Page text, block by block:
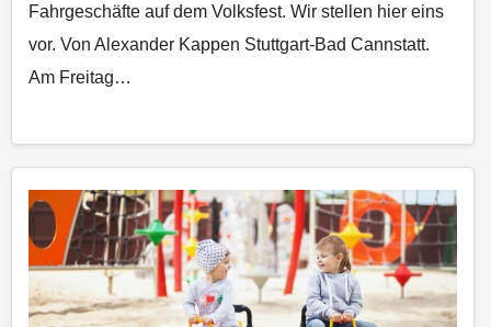
Fahrgeschäfte auf dem Volksfest. Wir stellen hier eins
vor. Von Alexander Kappen Stuttgart-Bad Cannstatt.
Am Freitag…